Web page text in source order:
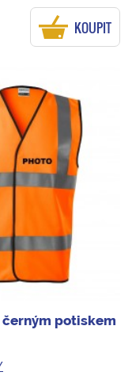
KOUPIT
černým potiskem